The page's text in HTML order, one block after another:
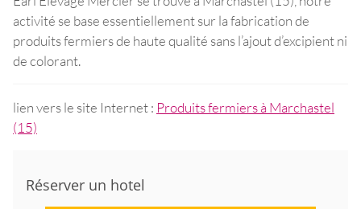
activité se base essentiellement sur la fabrication de
produits fermiers de haute qualité sans l’ajout d’excipient ni
de colorant.
lien vers le site Internet : Produits fermiers à Marchastel
(15)
Réserver un hotel